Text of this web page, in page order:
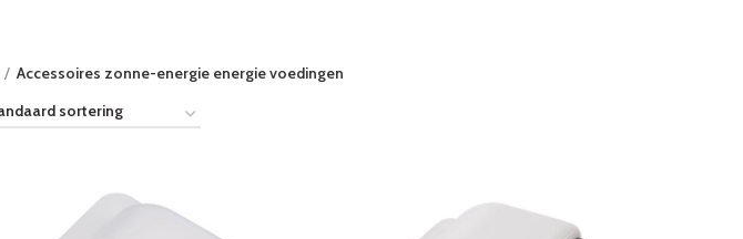
Accessoires zonne-energie energie voedingen